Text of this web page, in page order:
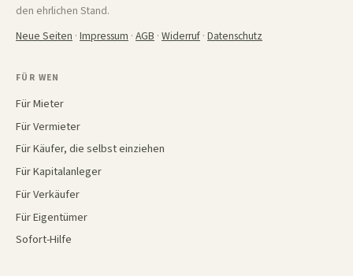
den ehrlichen Stand.
Neue Seiten · Impressum · AGB · Widerruf · Datenschutz
FÜR WEN
Für Mieter
Für Vermieter
Für Käufer, die selbst einziehen
Für Kapitalanleger
Für Verkäufer
Für Eigentümer
Sofort-Hilfe